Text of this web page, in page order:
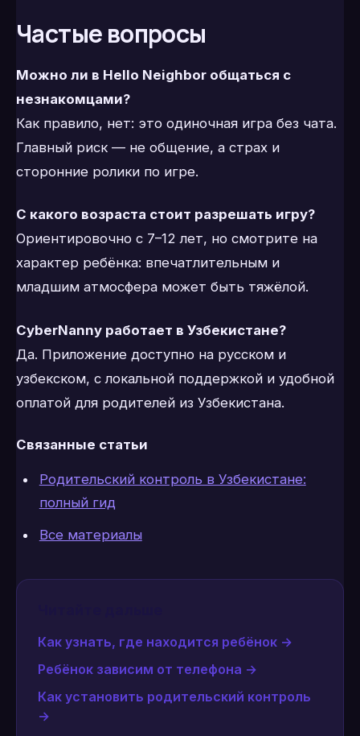
Частые вопросы
Можно ли в Hello Neighbor общаться с
незнакомцами?
Как правило, нет: это одиночная игра без чата.
Главный риск — не общение, а страх и
сторонние ролики по игре.
С какого возраста стоит разрешать игру?
Ориентировочно с 7–12 лет, но смотрите на
характер ребёнка: впечатлительным и
младшим атмосфера может быть тяжёлой.
CyberNanny работает в Узбекистане?
Да. Приложение доступно на русском и
узбекском, с локальной поддержкой и удобной
оплатой для родителей из Узбекистана.
Связанные статьи
Родительский контроль в Узбекистане:
полный гид
Все материалы
Как узнать, где находится ребёнок →
Ребёнок зависим от телефона →
Как установить родительский контроль
→